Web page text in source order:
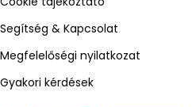
Segítség & Kapcsolat
Megfelelőségi nyilatkozat
Gyakori kérdések